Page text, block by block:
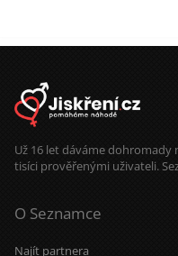
Už 16 let dáváme dohromady
tisíci prověřenými uživateli.
O Seznamce
Najít partnera